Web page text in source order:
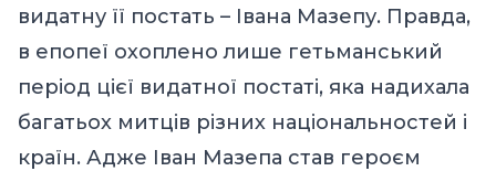
видатну її постать – Івана Мазепу. Правда,
в епопеї охоплено лише гетьманський
період цієї видатної постаті, яка надихала
багатьох митців різних національностей і
країн. Адже Іван Мазепа став героєм